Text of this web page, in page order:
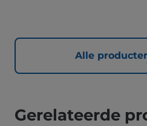
Alle
Gerelateerde